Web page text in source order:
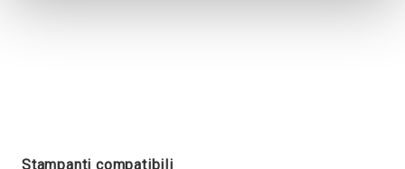
Stampanti compatibili